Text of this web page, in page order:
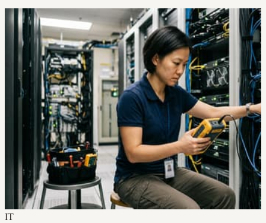
IT